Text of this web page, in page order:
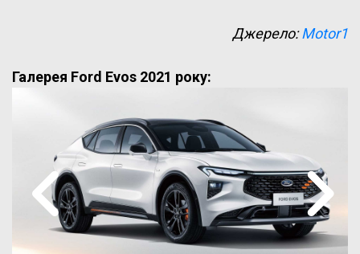
Джерело:Motor1
Галерея Ford Evos 2021 року: